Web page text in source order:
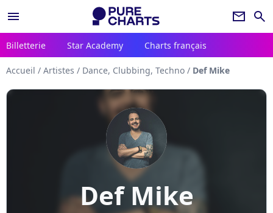
menu newsletter search
Billetterie Star Academy Charts français
Accueil / Artistes / Dance, Clubbing, Techno / Def Mike
Def Mike